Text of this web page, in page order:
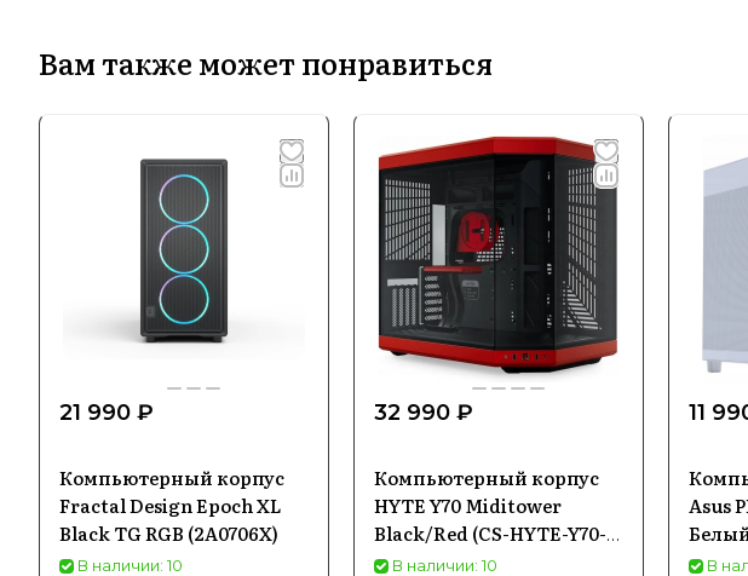
Вам также может понравиться
21 990 ₽
Компьютерный корпус
Fractal Design Epoch XL
Black TG RGB (2A0706X)
В наличии: 10
32 990 ₽
Компьютерный корпус
HYTE Y70 Miditower
Black/Red (CS-HYTE-Y70-
BR)В наличии: 10
11
Asus
В